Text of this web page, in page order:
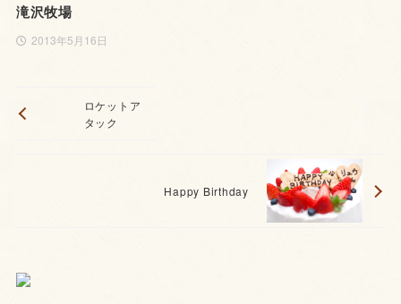
滝沢牧場
2013年5月16日
ロケットア
タック
Happy Birthday